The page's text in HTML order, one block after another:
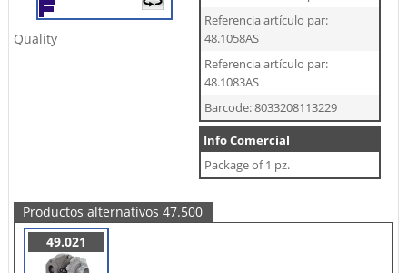
Quality
Referencia artículo par:
48.1058AS
Referencia artículo par:
48.1083AS
Barcode: 8033208113229
Info Comercial
Package of 1 pz.
Productos alternativos 47.500
49.021